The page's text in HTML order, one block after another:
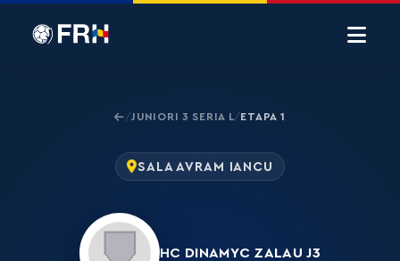
/JUNIORI 3 SERIA L/ETAPA 1
SALA AVRAM IANCU
HC DINAMYC ZALAU J3